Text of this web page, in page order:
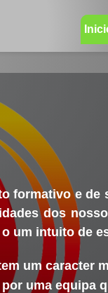
formativo e
dos
um intuito de
um caracter
uma equipa